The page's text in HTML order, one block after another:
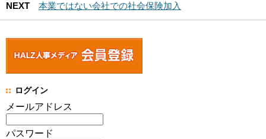
NEXT
本業ではない会社での社会保険加入
ログイン
メールアドレス
パスワード